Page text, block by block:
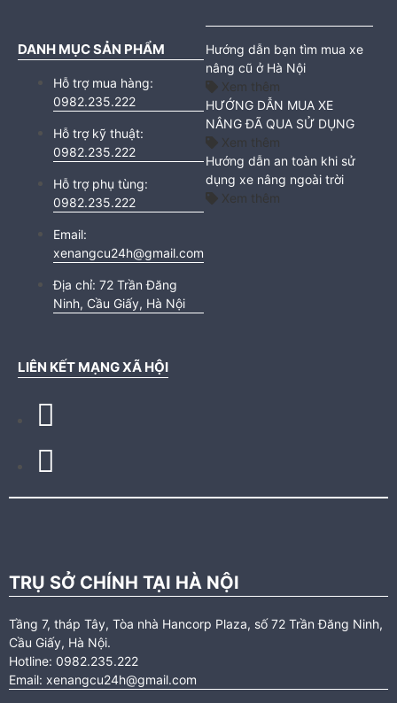
DANH MỤC SẢN PHẨM
Hỗ trợ mua hàng:
0982.235.222
Hỗ trợ kỹ thuật:
0982.235.222
Hỗ trợ phụ tùng:
0982.235.222
Email:
xenangcu24h@gmail.com
Địa chỉ: 72 Trần Đăng
Ninh, Cầu Giấy, Hà Nội
Hướng dẫn bạn tìm mua xe
nâng cũ ở Hà Nội
Xem thêm
HƯỚNG DẪN MUA XE
NÂNG ĐÃ QUA SỬ DỤNG
Xem thêm
Hướng dẫn an toàn khi sử
dụng xe nâng ngoài trời
Xem thêm
LIÊN KẾT MẠNG XÃ HỘI
TRỤ SỞ CHÍNH TẠI HÀ NỘI
Tầng 7, tháp Tây, Tòa nhà Hancorp Plaza, số 72 Trần Đăng Ninh,
Cầu Giấy, Hà Nội.
Hotline: 0982.235.222
Email: xenangcu24h@gmail.com